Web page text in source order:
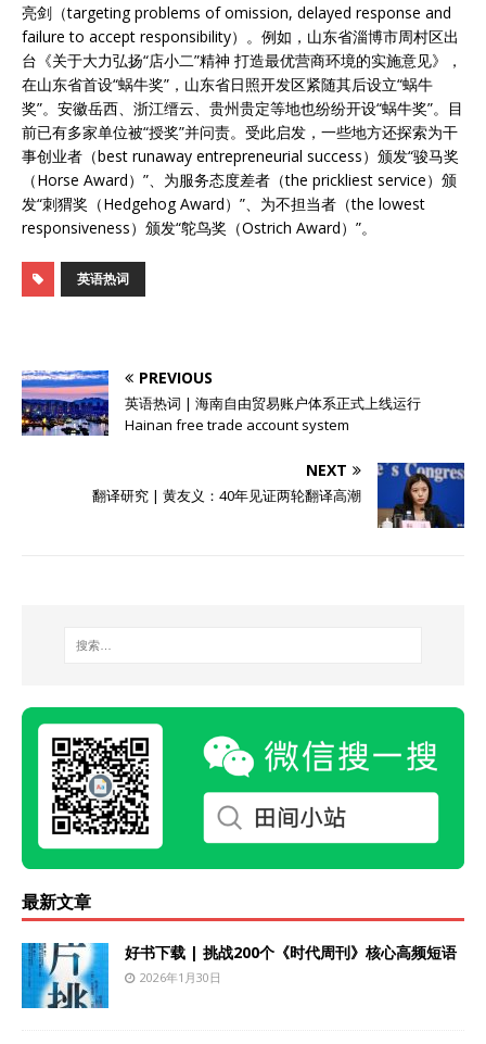
亮剑（targeting problems of omission, delayed response and
failure to accept responsibility）。例如，山东省淄博市周村区出
台《关于大力弘扬“店小二”精神 打造最优营商环境的实施意见》，
在山东省首设“蜗牛奖”，山东省日照开发区紧随其后设立“蜗牛
奖”。安徽岳西、浙江缙云、贵州贵定等地也纷纷开设“蜗牛奖”。目
前已有多家单位被“授奖”并问责。受此启发，一些地方还探索为干
事创业者（best runaway entrepreneurial success）颁发“骏马奖
（Horse Award）”、为服务态度差者（the prickliest service）颁
发“刺猬奖（Hedgehog Award）”、为不担当者（the lowest
responsiveness）颁发“鸵鸟奖（Ostrich Award）”。
英语热词
PREVIOUS
英语热词 | 海南自由贸易账户体系正式上线运行
Hainan free trade account system
NEXT
翻译研究 | 黄友义：40年见证两轮翻译高潮
最新文章
好书下载 | 挑战200个《时代周刊》核心高频短语
2026年1月30日